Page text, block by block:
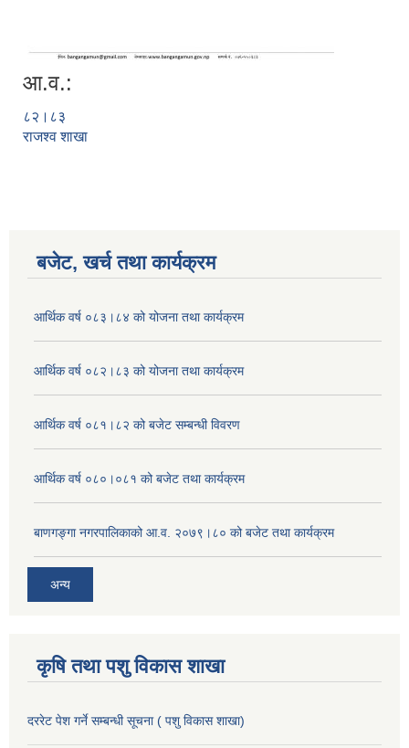
आ.व.:
८२।८३
राजश्व शाखा
बजेट, खर्च तथा कार्यक्रम
आर्थिक वर्ष ०८३।८४ को योजना तथा कार्यक्रम
आर्थिक वर्ष ०८२।८३ को योजना तथा कार्यक्रम
आर्थिक वर्ष ०८१।८२ को बजेट सम्बन्धी विवरण
आर्थिक वर्ष ०८०।०८१ को बजेट तथा कार्यक्रम
बाणगङ्गा नगरपालिकाको आ.व. २०७९।८० को बजेट तथा कार्यक्रम
अन्य
कृषि तथा पशु विकास शाखा
दररेट पेश गर्ने सम्बन्धी सूचना ( पशु विकास शाखा)